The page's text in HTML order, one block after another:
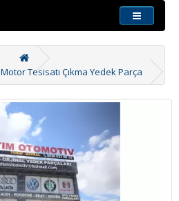
Tesisatı Çıkma Yedek Parça